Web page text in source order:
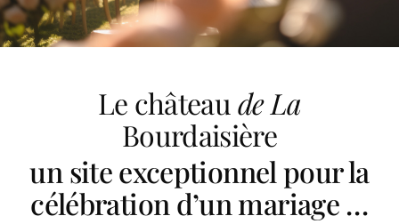
Le château de La
Bourdaisière
un site exceptionnel pour la
célébration d’un mariage …